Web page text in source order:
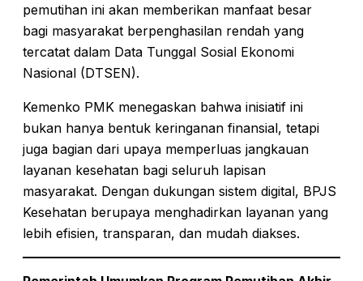
pemutihan ini akan memberikan manfaat besar
bagi masyarakat berpenghasilan rendah yang
tercatat dalam Data Tunggal Sosial Ekonomi
Nasional (DTSEN).
Kemenko PMK menegaskan bahwa inisiatif ini
bukan hanya bentuk keringanan finansial, tetapi
juga bagian dari upaya memperluas jangkauan
layanan kesehatan bagi seluruh lapisan
masyarakat. Dengan dukungan sistem digital, BPJS
Kesehatan berupaya menghadirkan layanan yang
lebih efisien, transparan, dan mudah diakses.